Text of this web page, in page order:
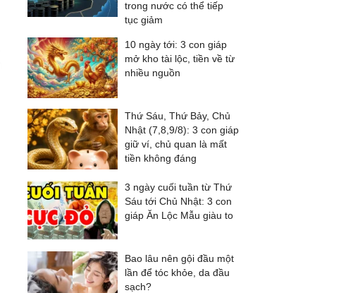
trong nước có thể tiếp
tục giảm
10 ngày tới: 3 con giáp
mở kho tài lộc, tiền về từ
nhiều nguồn
Thứ Sáu, Thứ Bảy, Chủ
Nhật (7,8,9/8): 3 con giáp
giữ ví, chủ quan là mất
tiền không đáng
3 ngày cuối tuần từ Thứ
Sáu tới Chủ Nhật: 3 con
giáp Ăn Lộc Mẫu giàu to
Bao lâu nên gội đầu một
lần để tóc khỏe, da đầu
sạch?